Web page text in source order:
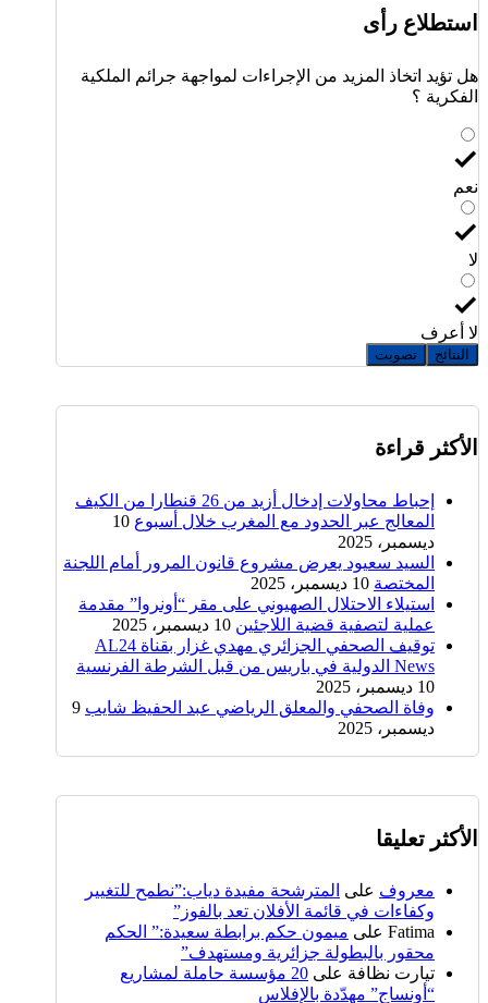
استطلاع رأى
هل تؤيد اتخاذ المزيد من الإجراءات لمواجهة جرائم الملكية
الفكرية ؟
نعم
لا
لا أعرف
النتائج تصويت
الأكثر قراءة
إحباط محاولات إدخال أزيد من 26 قنطارا من الكيف
المعالج عبر الحدود مع المغرب خلال أسبوع 10
ديسمبر، 2025
السيد سعيود يعرض مشروع قانون المرور أمام اللجنة
المختصة 10 ديسمبر، 2025
استيلاء الاحتلال الصهيوني على مقر “أونروا” مقدمة
عملية لتصفية قضية اللاجئين 10 ديسمبر، 2025
توقيف الصحفي الجزائري مهدي غزار بقناة AL24
News الدولية في باريس من قبل الشرطة الفرنسية
10 ديسمبر، 2025
وفاة الصحفي والمعلق الرياضي عبد الحفيظ شايب 9
ديسمبر، 2025
الأكثر تعليقا
معروف على المترشحة مفيدة دياب:”نطمح للتغيير
وكفاءات في قائمة الأفلان تعد بالفوز”
Fatima على ميمون حكم برابطة سعيدة:” الحكم
محقور بالبطولة جزائرية ومستهدف”
تيارت نظافة على
20 مؤسسة حاملة لمشاريع
“أونساج” مهدّدة بالإفلاس